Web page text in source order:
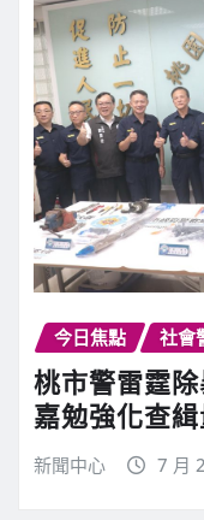
今日焦點 社會
桃市警雷霆
嘉勉強化查
新聞中心 7 月